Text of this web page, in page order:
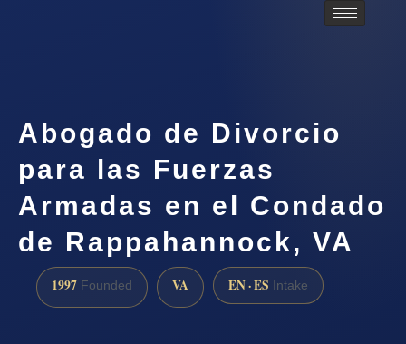
Abogado de Divorcio
para las Fuerzas
Armadas en el Condado
de Rappahannock, VA
1997 Founded VA EN · ES Intake